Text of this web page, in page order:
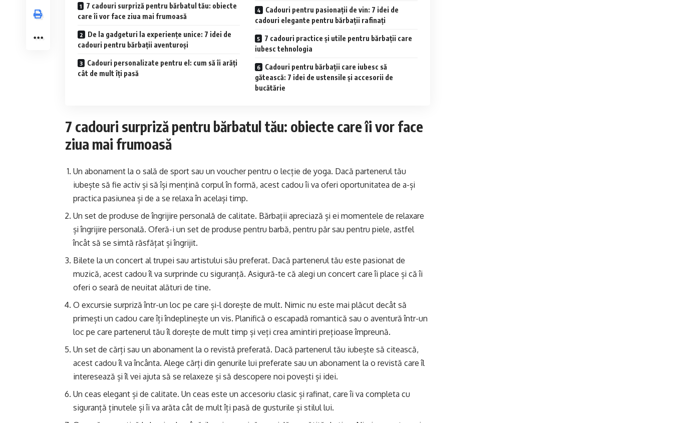
7 cadouri surpriză pentru bărbatul tău: obiecte
care îi vor face ziua mai frumoasă
De la gadgeturi la experiențe unice: 7 idei de
cadouri pentru bărbații aventuroși
Cadouri personalizate pentru el: cum să îi arăți
cât de mult îți pasă
Cadouri pentru pasionații de vin: 7 idei de
cadouri elegante pentru bărbații rafinați
7 cadouri practice și utile pentru bărbații care
iubesc tehnologia
Cadouri pentru bărbații care iubesc să
gătească: 7 idei de ustensile și accesorii de
bucătărie
7 cadouri surpriză pentru bărbatul tău: obiecte care îi vor face
ziua mai frumoasă
Un abonament la o sală de sport sau un voucher pentru o lecție de yoga. Dacă partenerul tău
iubește să fie activ și să își mențină corpul în formă, acest cadou îi va oferi oportunitatea de a-și
practica pasiunea și de a se relaxa în același timp.
Un set de produse de îngrijire personală de calitate. Bărbații apreciază și ei momentele de relaxare
și îngrijire personală. Oferă-i un set de produse pentru barbă, pentru păr sau pentru piele, astfel
încât să se simtă răsfățat și îngrijit.
Bilete la un concert al trupei sau artistului său preferat. Dacă partenerul tău este pasionat de
muzică, acest cadou îl va surprinde cu siguranță. Asigură-te că alegi un concert care îi place și că îi
oferi o seară de neuitat alături de tine.
O excursie surpriză într-un loc pe care și-l dorește de mult. Nimic nu este mai plăcut decât să
primești un cadou care îți îndeplinește un vis. Planifică o escapadă romantică sau o aventură într-un
loc pe care partenerul tău îl dorește de mult timp și veți crea amintiri prețioase împreună.
Un set de cărți sau un abonament la o revistă preferată. Dacă partenerul tău iubește să citească,
acest cadou îl va încânta. Alege cărți din genurile lui preferate sau un abonament la o revistă care îl
interesează și îl vei ajuta să se relaxeze și să descopere noi povești și idei.
Un ceas elegant și de calitate. Un ceas este un accesoriu clasic și rafinat, care îi va completa cu
siguranță ținutele și îi va arăta cât de mult îți pasă de gusturile și stilul lui.